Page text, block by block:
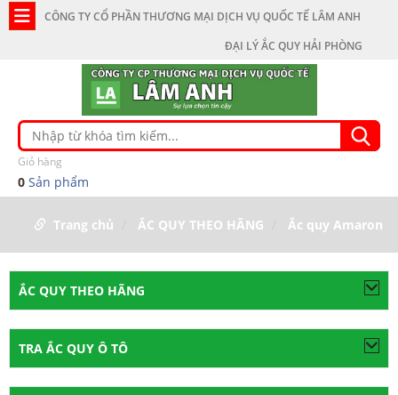
CÔNG TY CỔ PHẦN THƯƠNG MẠI DỊCH VỤ QUỐC TẾ LÂM ANH
ĐẠI LÝ ẮC QUY HẢI PHÒNG
Giỏ hàng
0 Sản phẩm
Trang chủ ẮC QUY THEO HÃNG Ắc quy Amaron
ẮC QUY THEO HÃNG
TRA ẮC QUY Ô TÔ